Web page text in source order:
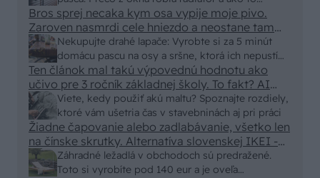
vyriešiť za pár eur?
eur kus.
Nekupujte drahé lapače: Vyrobte si za 5 minút
domácu pascu na osy a sršne, ktorá ich nepustí
von
Bros sprej necaka kym osa vypije moje pivo.
Zaroven nasmrdi cele hniezdo a neostane tam
nic zive. Vasa pasca naucinke moc efektivne.
Skor pritiahne slimaky
Viete, kedy použiť akú maltu? Spoznajte rozdiely,
ktoré vám ušetria čas v stavebninách aj pri práci
Ten článok mal takú výpovednú hodnotu ako
učivo pre 3 ročník základnej školy. To fakt? AI
alebo nejaka kniha z VŠ? Dnešné rychlotvrdnuce
malty - pevnosť 40 Mpa a doba schnutia tak 15
minut , k tomu vodotesné s kryštálikou. A rozdiel
- schnutie a zretie. Nič?
Záhradné ležadlá v obchodoch sú predražené.
Toto si vyrobíte pod 140 eur a je oveľa
Žiadne čapovanie alebo zadlabávanie, všetko len
na čínske skrutky. Alternatíva slovenskej IKEI -
čo sa týka pevnosti. Autor si nedal veľa námahy s
remeselným spracovaním, škoda. No lepšie než